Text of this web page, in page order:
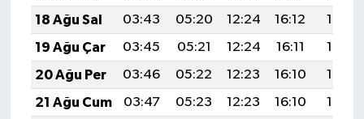
18 Ağu Sal
03:43 05:20 12:24 16:12
19:18
19 Ağu Çar
03:45 05:21 12:24 16:11
19:16
20 Ağu Per
03:46 05:22 12:23 16:10
19:15
21 Ağu Cum
03:47 05:23 12:23 16:10
19:13